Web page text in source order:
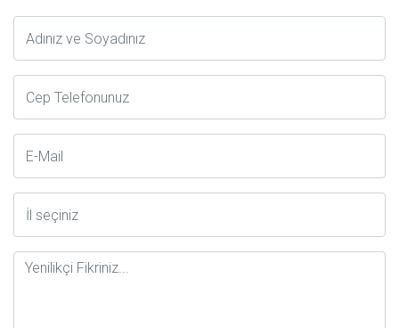
Posta
Mesaj